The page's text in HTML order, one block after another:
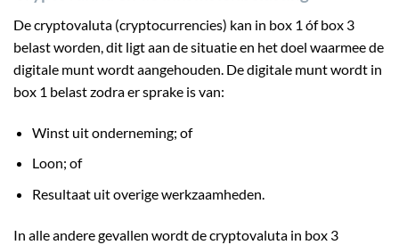
De cryptovaluta (cryptocurrencies) kan in box 1 óf box 3
belast worden, dit ligt aan de situatie en het doel waarmee de
digitale munt wordt aangehouden. De digitale munt wordt in
box 1 belast zodra er sprake is van:
Winst uit onderneming; of
Loon; of
Resultaat uit overige werkzaamheden.
In alle andere gevallen wordt de cryptovaluta in box 3